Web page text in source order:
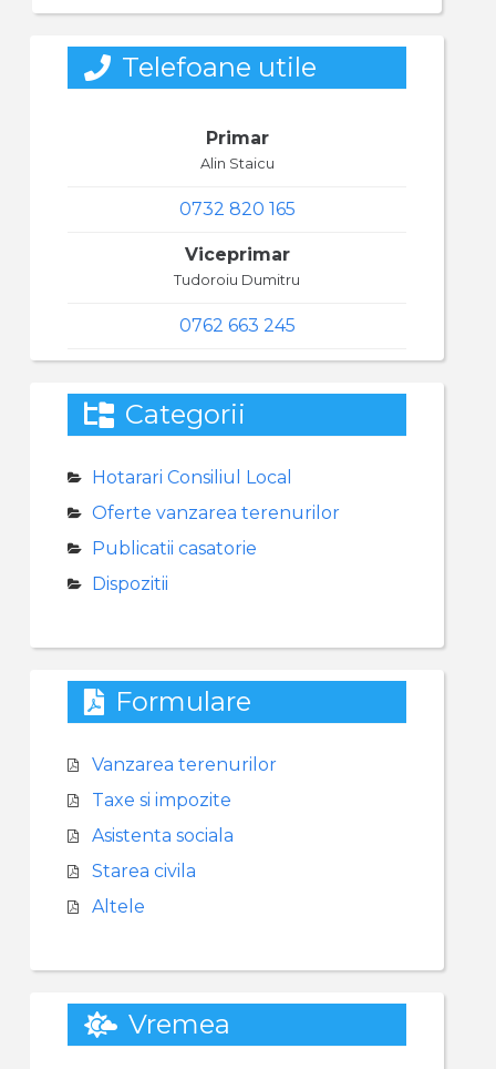
Telefoane utile
Primar
Alin Staicu
0732 820 165
Viceprimar
Tudoroiu Dumitru
0762 663 245
Categorii
Hotarari Consiliul Local
Oferte vanzarea terenurilor
Publicatii casatorie
Dispozitii
Formulare
Vanzarea terenurilor
Taxe si impozite
Asistenta sociala
Starea civila
Altele
Vremea